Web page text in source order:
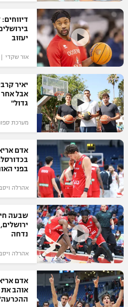
רשיון להקרנה פומבית לבית עסק
הצטרפות לחבילת הערוצים
לוח דרושים – ג'ובנט
תגיות
המגזין
יעזוב
אור שקדי |
יאיר
אבל אחר
גדול"
מערכת ספורט 1 | לפני
אדם
בפני
אהרלה ויסברג
שבעה
נדחה
אהרלה ויסברג
אדם
אוהב את